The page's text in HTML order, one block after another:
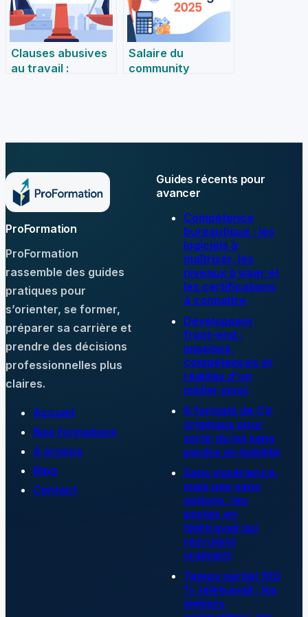
Clauses abusives
au travail :
Salaire du
community
ProFormation
ProFormation
rassemble des guides
pratiques pour
s’orienter, se former,
préparer sa carrière et
prendre des décisions
professionnelles plus
claires.
Accueil
Nos formations
À propos
Blog
Contact
Guides récents pour
avancer
Compétence
bureautique : les
logiciels à
maîtriser, les
niveaux à viser et
les certifications
à connaître
Développeur
front-end :
missions,
compétences et
réalités d'un
métier pivot
6 formats de CV
originaux pour
sortir du lot sans
perdre en lisibilité
Sans expérience,
mais pas sans
options : les
postes en
télétravail qui
recrutent
vraiment
Temps partiel 100
% télétravail : les
métiers